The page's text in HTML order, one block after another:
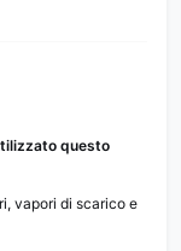
questo
vapori di scarico e